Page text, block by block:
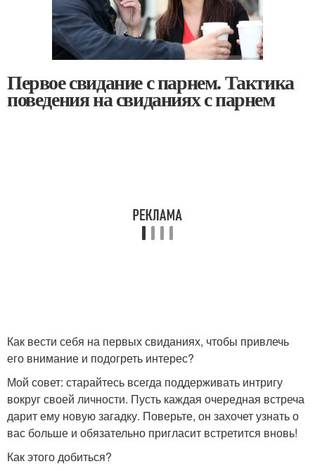
Первое свидание с парнем. Тактика
поведения на свиданиях с парнем
Как вести себя на первых свиданиях, чтобы привлечь
его внимание и подогреть интерес?
Мой совет: старайтесь всегда поддерживать интригу
вокруг своей личности. Пусть каждая очередная встреча
дарит ему новую загадку. Поверьте, он захочет узнать о
вас больше и обязательно пригласит встретится вновь!
Как этого добиться?